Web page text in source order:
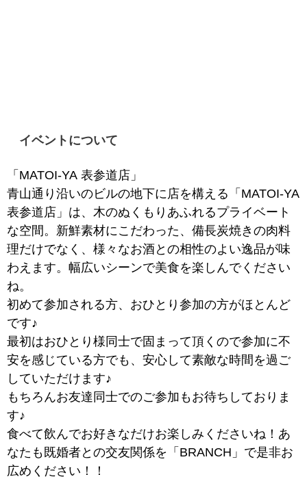
イベントについて
「MATOI-YA 表参道店」
青山通り沿いのビルの地下に店を構える「MATOI-YA
表参道店」は、木のぬくもりあふれるプライベート
な空間。新鮮素材にこだわった、備長炭焼きの肉料
理だけでなく、様々なお酒との相性のよい逸品が味
わえます。幅広いシーンで美食を楽しんでください
ね。
初めて参加される方、おひとり参加の方がほとんど
です♪
最初はおひとり様同士で固まって頂くので参加に不
安を感じている方でも、安心して素敵な時間を過ご
していただけます♪
もちろんお友達同士でのご参加もお待ちしておりま
す♪
食べて飲んでお好きなだけお楽しみくださいね！あ
なたも既婚者との交友関係を「BRANCH」で是非お
広めください！！